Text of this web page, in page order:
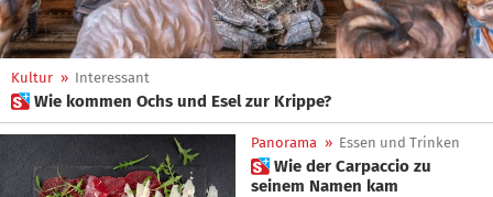
Kultur » Interessant
 Wie kommen Ochs und Esel zur Krippe?
Panorama » Essen und Trinken
 Wie der Carpaccio zu
seinem Namen kam